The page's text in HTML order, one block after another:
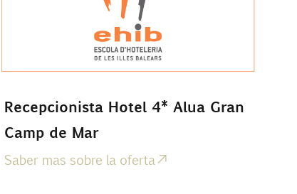
Recepcionista Hotel 4* Alua Gran
Camp de Mar
Saber mas sobre la oferta